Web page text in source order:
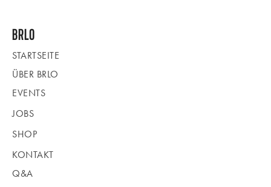
BRLO
STARTSEITE
ÜBER BRLO
EVENTS
JOBS
SHOP
KONTAKT
Q&A